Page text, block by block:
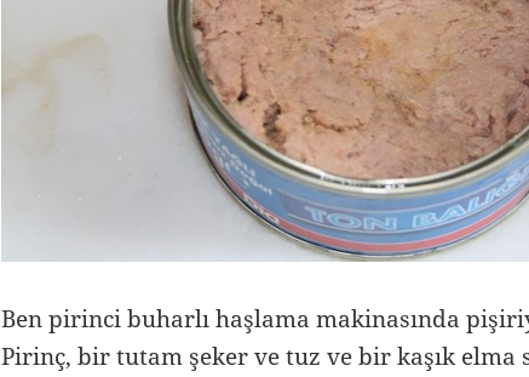
Ben pirinci buharlı haşlama makinasında
Pirinç, bir tutam şeker ve tuz ve bir kaşık